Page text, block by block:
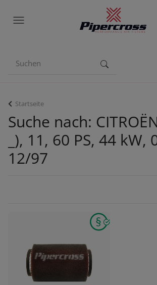
Startseite
Suche nach:
_), 11, 60 PS, 44 kW,
12/97